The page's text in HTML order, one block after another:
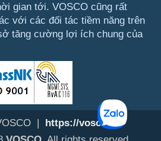
gian tới. VOSCO cũng rất
với các đối tác tiềm năng trên
tăng cường lợi ích chung của
| https://vosco.vn